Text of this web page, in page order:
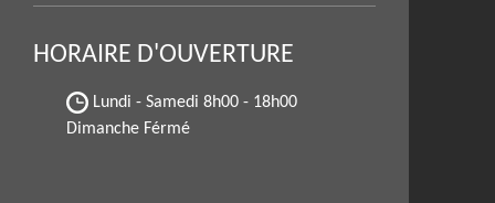
HORAIRE D'OUVERTURE
Lundi - Samedi 8h00 - 18h00
Dimanche Férmé